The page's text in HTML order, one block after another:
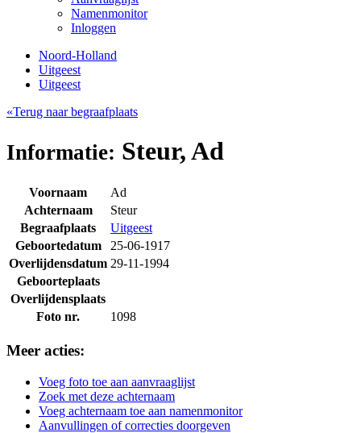
Namenmonitor
Inloggen
Noord-Holland
Uitgeest
Uitgeest
«Terug naar begraafplaats
Informatie: Steur, Ad
Voornaam
Ad
Achternaam
Steur
Begraafplaats
Uitgeest
Geboortedatum
25-06-1917
Overlijdensdatum 29-11-1994
Geboorteplaats
Overlijdensplaats
Foto nr.
1098
Meer acties:
Voeg foto toe aan aanvraaglijst
Zoek met deze achternaam
Voeg achternaam toe aan namenmonitor
Aanvullingen of correcties doorgeven